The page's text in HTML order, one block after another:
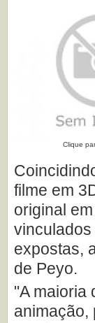
Clique
filme em
original
expostas,
de Peyo.
"A maioria
animação,